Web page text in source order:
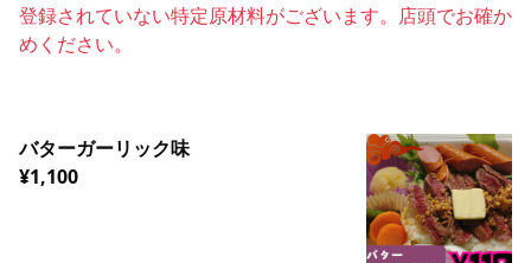
登録されていない特定原材料がございます。店頭でお確か
めください。
バターガーリック味
¥1,100